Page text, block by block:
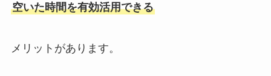
空いた時間を有効活用できる
メリットがあります。